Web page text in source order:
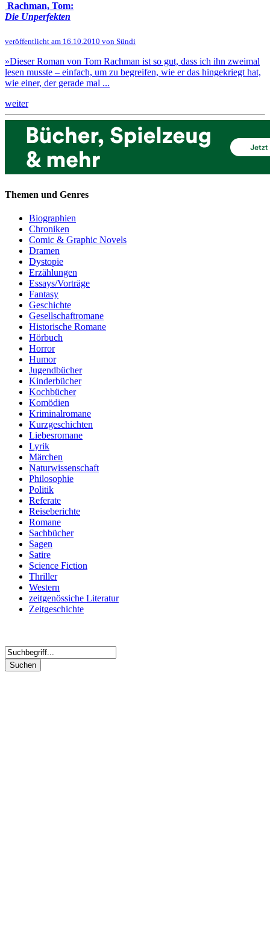
Rachman, Tom:
Die Unperfekten
veröffentlicht am 16.10.2010 von Sündi
»Dieser Roman von Tom Rachman ist so gut, dass ich ihn zweimal
lesen musste – einfach, um zu begreifen, wie er das hingekriegt hat,
wie einer, der gerade mal ...
weiter
Themen und Genres
Biographien
Chroniken
Comic & Graphic Novels
Dramen
Dystopie
Erzählungen
Essays/Vorträge
Fantasy
Geschichte
Gesellschaftromane
Historische Romane
Hörbuch
Horror
Humor
Jugendbücher
Kinderbücher
Kochbücher
Komödien
Kriminalromane
Kurzgeschichten
Liebesromane
Lyrik
Märchen
Naturwissenschaft
Philosophie
Politik
Referate
Reiseberichte
Romane
Sachbücher
Sagen
Satire
Science Fiction
Thriller
Western
zeitgenössiche Literatur
Zeitgeschichte